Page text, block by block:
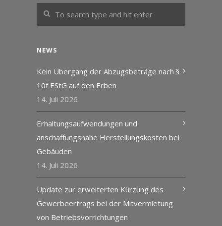
NEWS
Kein Übergang der Abzugsbeträge nach §
10f EStG auf den Erben
14. Juli 2026
Erhaltungsaufwendungen und
anschaffungsnahe Herstellungskosten bei
Gebäuden
14. Juli 2026
Update zur erweiterten Kürzung des
Gewerbeertrags bei der Mitvermietung
von Betriebsvorrichtungen